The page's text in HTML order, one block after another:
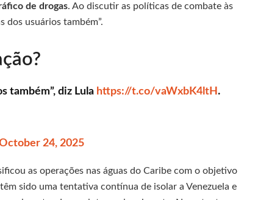
de drogas. Ao discutir as políticas de combate às
dos usuários também”.
também”, diz Lula https://t.co/vaWxbK4ltH .
24, 2025
as operações nas águas do Caribe com o objetivo
sido uma tentativa contínua de isolar a Venezuela e